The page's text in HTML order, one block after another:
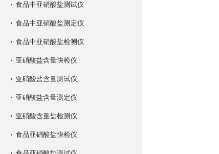
食品中亚硝酸盐测试仪
食品中亚硝酸盐测定仪
食品中亚硝酸盐检测仪
亚硝酸盐含量快检仪
亚硝酸盐含量测试仪
亚硝酸盐含量测定仪
亚硝酸含量盐检测仪
食品亚硝酸盐快检仪